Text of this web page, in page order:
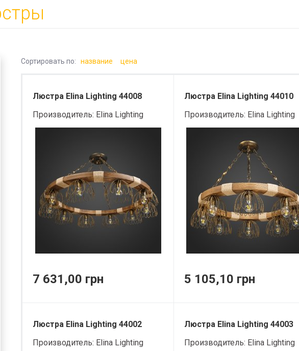
Сортировать по: название цена
Люстра Elina Lighting 44008
Производитель: Elina Lighting
7 631,00 грн
Люстра Elina Lighting 44010
Производитель: Elina Lighting
5 105,10 грн
Люстра Elina Lighting 44002
Производитель: Elina Lighting
Люстра Elina Lighting 44003
Производитель: Elina Lighting